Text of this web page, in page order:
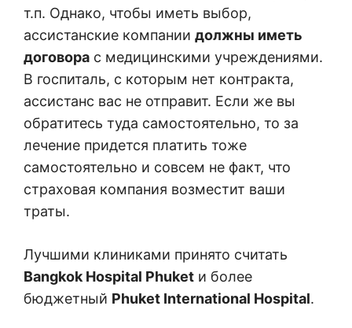
т.п. Однако, чтобы иметь выбор,
ассистанские компании должны иметь
договора с медицинскими учреждениями.
В госпиталь, с которым нет контракта,
ассистанс вас не отправит. Если же вы
обратитесь туда самостоятельно, то за
лечение придется платить тоже
самостоятельно и совсем не факт, что
страховая компания возместит ваши
траты.
Лучшими клиниками принято считать
Bangkok Hospital Phuket и более
бюджетный Phuket International Hospital.